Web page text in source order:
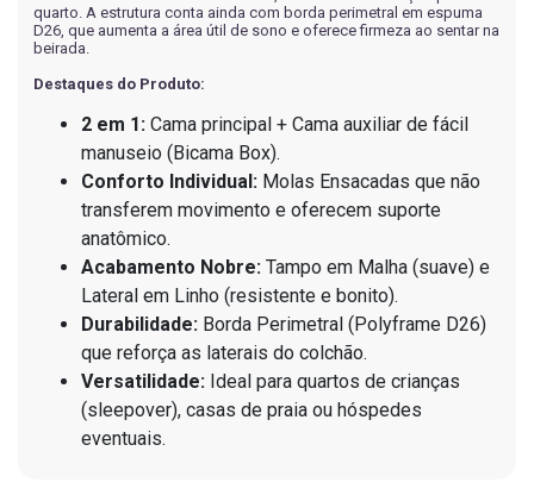
quarto. A estrutura conta ainda com borda perimetral em espuma
D26, que aumenta a área útil de sono e oferece firmeza ao sentar na
beirada.
Destaques do Produto:
2 em 1: Cama principal + Cama auxiliar de fácil
manuseio (Bicama Box).
Conforto Individual: Molas Ensacadas que não
transferem movimento e oferecem suporte
anatômico.
Acabamento Nobre: Tampo em Malha (suave) e
Lateral em Linho (resistente e bonito).
Durabilidade: Borda Perimetral (Polyframe D26)
que reforça as laterais do colchão.
Versatilidade: Ideal para quartos de crianças
(sleepover), casas de praia ou hóspedes
eventuais.